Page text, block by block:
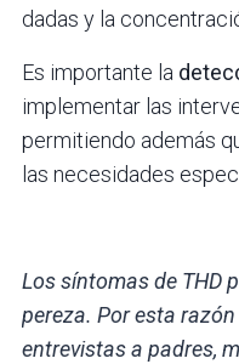
dadas y la
Es importante la
implementar las
permitiendo además
las necesidades
Los síntomas de THD
pereza. Por esta
entrevistas a padres,